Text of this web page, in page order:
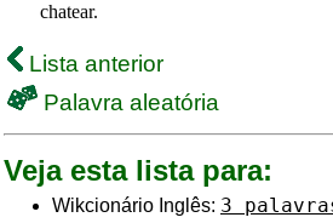
chatear.
Lista anterior
Palavra aleatória
Veja esta lista para:
Wikcionário Inglês: 3